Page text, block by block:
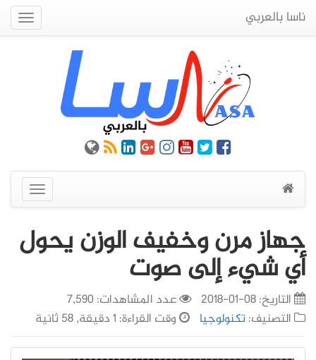
ناسا بالعربي
عرض
القائمة
جهاز مرن وخفيف الوزن يحول
أي شيء إلى صوت
التاريخ:08-01-2018
عدد المشاهدات: 7,590
التصنيف:تكنولوجيا وقت القراءة: 1 دقيقة, 58 ثانية